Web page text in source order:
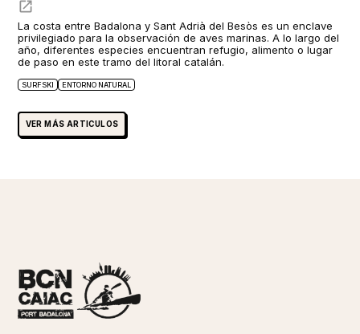
La costa entre Badalona y Sant Adrià del Besòs es un enclave
privilegiado para la observación de aves marinas. A lo largo del
año, diferentes especies encuentran refugio, alimento o lugar
de paso en este tramo del litoral catalán.
SURFSKI ENTORNO NATURAL
VER MÁS ARTICULOS